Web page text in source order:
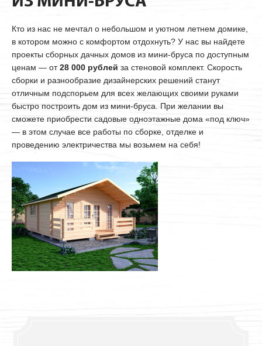
Кто из нас не мечтал о небольшом и уютном летнем домике,
в котором можно с комфортом отдохнуть? У нас вы найдете
проекты сборных дачных домов из мини-бруса по доступным
ценам — от28 000 рублей за стеновой комплект. Скорость
сборки и разнообразие дизайнерских решений станут
отличным подспорьем для всех желающих своими руками
быстро построить дом из мини-бруса. При желании вы
сможете приобрести садовые одноэтажные дома «под ключ»
— в этом случае все работы по сборке, отделке и
проведению электричества мы возьмем на себя!